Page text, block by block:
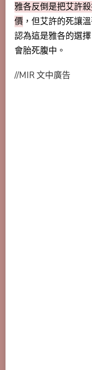
雅各反倒是把艾許
價 ，但艾許的死讓
認為這是雅各的選
會胎死腹中。
//MIR 文中廣告